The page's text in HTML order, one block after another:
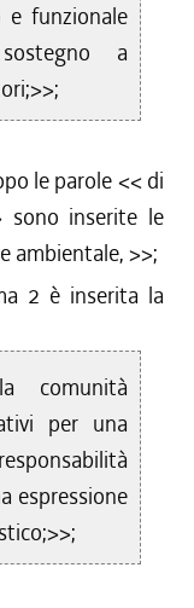
e funzionale
a
le parole <<di
sono inserite le
ambientale,>>;
2 è inserita la
comunità
per una
espressione